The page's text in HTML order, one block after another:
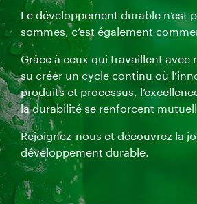
Le développement durable n’est
sommes, c’est également
Grâce à ceux qui travaillent avec
su créer un cycle continu où
produits et processus,
la durabilité se renforcent
Rejoignez-nous et découvrez la
développement durable.